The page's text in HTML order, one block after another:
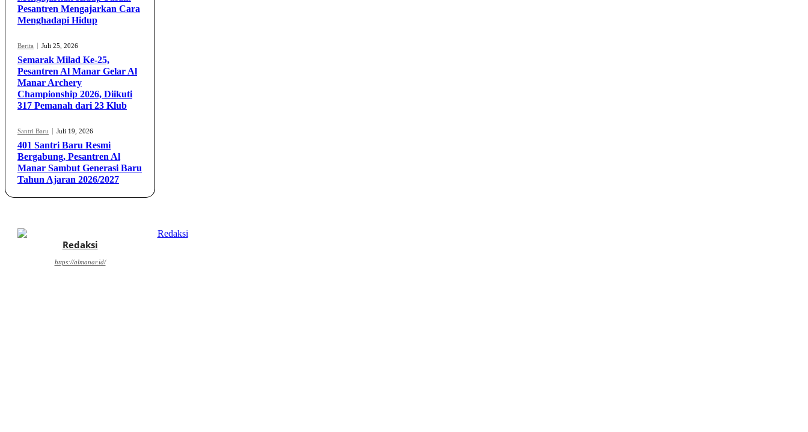
Pesantren Mengajarkan Cara
Menghadapi Hidup
Berita Juli 25, 2026
Semarak Milad Ke-25,
Pesantren Al Manar Gelar Al
Manar Archery
Championship 2026, Diikuti
317 Pemanah dari 23 Klub
Santri Baru Juli 19, 2026
401 Santri Baru Resmi
Bergabung, Pesantren Al
Manar Sambut Generasi Baru
Tahun Ajaran 2026/2027
Redaksi
https://almanar.id/